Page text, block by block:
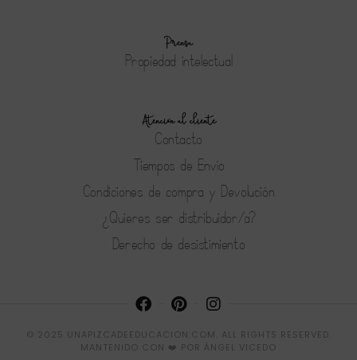
Prensa
Propiedad intelectual
Atención al cliente
Contacto
Tiempos de Envío
Condiciones de compra y Devolución
¿Quieres ser distribuidor/a?
Derecho de desistimiento
© 2025 UNAPIZCADEEDUCACION.COM. ALL RIGHTS RESERVED.
MANTENIDO CON ❤️ POR ÁNGEL VICEDO